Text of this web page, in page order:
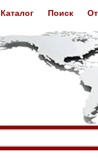
Каталог Поиск